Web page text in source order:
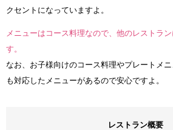
クセントになっていますよ。
メニューはコース料理なので、他のレストラ
す。
なお、お子様向けのコース料理やプレートメ
も対応したメニューがあるので安心ですよ。
レストラン概要